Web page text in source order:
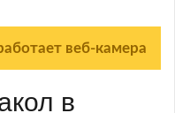
веб-камера
в